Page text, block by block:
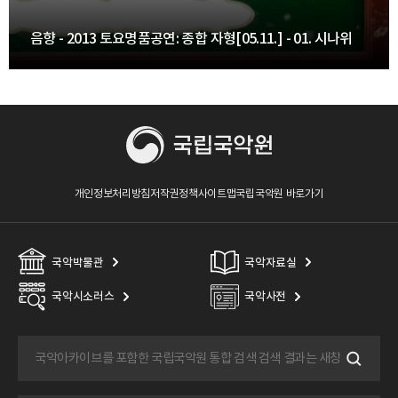
음향 - 2013 토요명품공연: 종합 자형[05.11.] - 01. 시나위
개인정보처리방침저작권정책사이트맵국립국악원 바로가기
국악박물관 국악자료실
국악시소러스 국악사전